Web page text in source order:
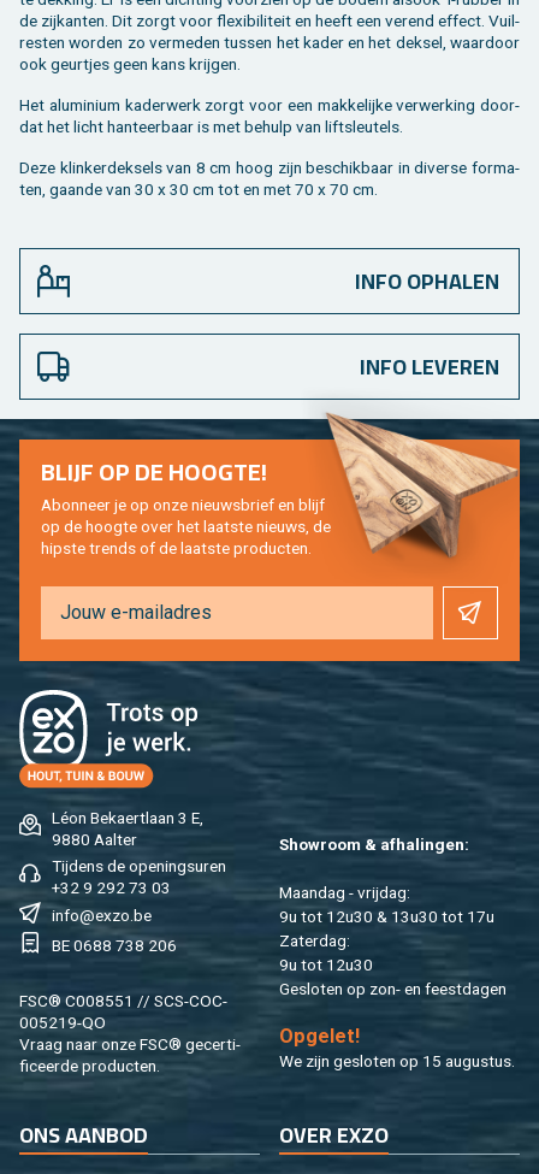
de zij­kan­ten. Dit zorgt voor flexi­bi­li­teit en heeft een ve­rend ef­fect. Vuil­
res­ten wor­den zo ver­me­den tus­sen het kader en het dek­sel, waar­door
ook geur­tjes geen kans krij­gen.
Het alu­mi­ni­um ka­der­werk zorgt voor een mak­ke­lij­ke ver­wer­king door­
dat het licht han­teer­baar is met be­hulp van lift­sleu­tels.
Deze klin­ker­dek­sels van 8 cm hoog zijn be­schik­baar in di­ver­se for­ma­
ten, gaan­de van 30 x 30 cm tot en met 70 x 70 cm.
INFO OPHALEN
INFO LEVEREN
Léon Be­kaert­laan 3 E,
9880 Aal­ter
Tij­dens de ope­nings­uren
+32 9 292 73 03
info@​exzo.​be
BE 0688 738 206
FSC® C008551 // SCS-COC-
005219-QO
Vraag naar onze FSC® ge­cer­ti­
fi­ceer­de pro­duc­ten.
Show­room & af­ha­lin­gen:
Maan­dag - vrij­dag:
9u tot 12u30 & 13u30 tot 17u
Za­ter­dag:
9u tot 12u30
Ge­slo­ten op zon- en feest­da­gen
Op­ge­let!
We zijn ge­slo­ten op 15 au­gus­tus.
BLIJF OP DE HOOG­TE!
Abon­neer je op onze nieuws­brief en blijf
op de hoog­te over het laat­ste nieuws, de
hip­s­te trends of de laat­ste pro­duc­ten.
ONS AAN­BOD OVER EXZO